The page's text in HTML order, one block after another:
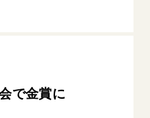
で金賞に